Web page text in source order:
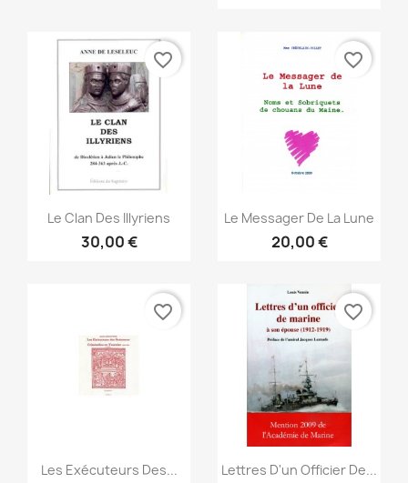
Vorschau
Le Clan Des Illyriens
30,00 €
favorite_border
Vorschau
Le Messager De La Lune
20,00 €
favorite_border
Vorschau
Les Exécuteurs Des...
favorite_border
Vorschau
Lettres D'un Officier De...
favorite_border